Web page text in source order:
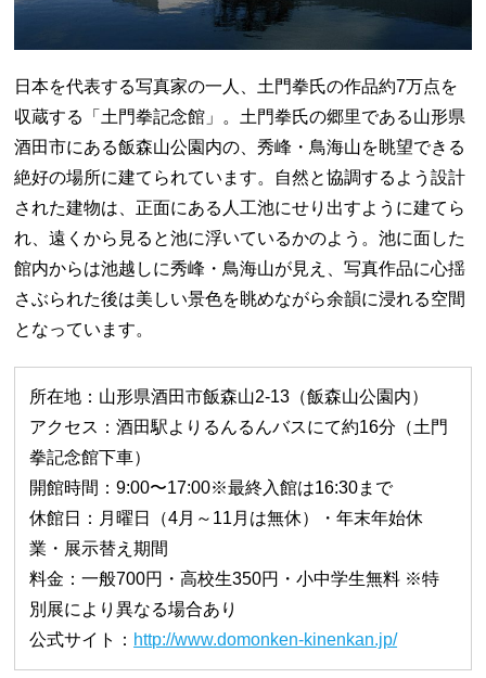
日本を代表する写真家の一人、土門拳氏の作品約7万点を
収蔵する「土門拳記念館」。土門拳氏の郷里である山形県
酒田市にある飯森山公園内の、秀峰・鳥海山を眺望できる
絶好の場所に建てられています。自然と協調するよう設計
された建物は、正面にある人工池にせり出すように建てら
れ、遠くから見ると池に浮いているかのよう。池に面した
館内からは池越しに秀峰・鳥海山が見え、写真作品に心揺
さぶられた後は美しい景色を眺めながら余韻に浸れる空間
となっています。
所在地：山形県酒田市飯森山2-13（飯森山公園内）
アクセス：酒田駅よりるんるんバスにて約16分（土門
拳記念館下車）
開館時間：9:00〜17:00※最終入館は16:30まで
休館日：月曜日（4月～11月は無休）・年末年始休
業・展示替え期間
料金：一般700円・高校生350円・小中学生無料 ※特
別展により異なる場合あり
公式サイト： http://www.domonken-kinenkan.jp/